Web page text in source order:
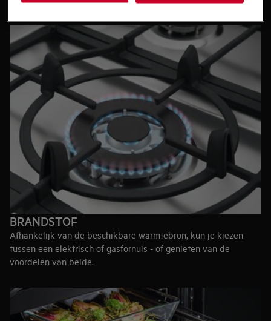
te combineren tussen verschillende soorten fornuizen en ovens
die fantastische flexibiliteit bieden.
100cm-breed – Range cookers zijn ruimer en hebben een
buitengewone capaciteit. Dankzij de extra breedte heeft het
fornuis zes verwarmingszones in de plaats van de standaard
vier.
Top-tip:Wanneer je besluit om een nieuw fornuis of oven aan
te schaffen, blader dan in onze koopgidsen voor
fornuizen en
ovensom de beste keuze te maken.
BRANDSTOF
Afhankelijk van de beschikbare warmtebron, kun je kiezen
tussen een elektrisch of gasfornuis - of genieten van de
voordelen van beide.
warmtecontrole. Het is een superieure keuze als je krachtige
warmte nodig hebt voor een roerbakschotel.
Elektrisch kookfornuisis eenvoudig schoon te maken en